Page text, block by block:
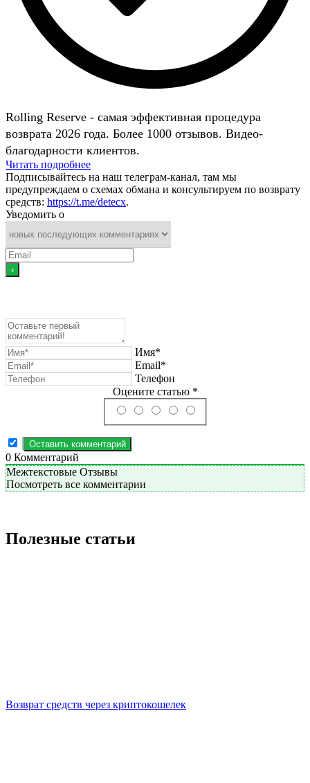
Rolling Reserve - самая эффективная процедура
возврата 2026 года. Более 1000 отзывов. Видео-
благодарности клиентов.
Читать подробнее
Подписывайтесь на наш телеграм-канал, там мы
предупреждаем о схемах обмана и консультируем по возврату
средств: https://t.me/detecx.
Уведомить о
Имя*
Email*
Телефон
Оцените статью *
0 Комментарий
Межтекстовые Отзывы
Посмотреть все комментарии
Полезные статьи
Возврат средств через криптокошелек